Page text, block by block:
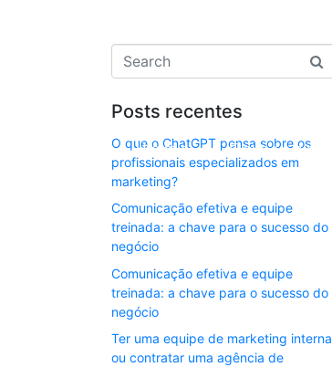
Home Empresa
Posts recentes
O que o ChatGPT pensa sobre os
profissionais especializados em
marketing?
Comunicação efetiva e equipe
treinada: a chave para o sucesso do
negócio
Comunicação efetiva e equipe
treinada: a chave para o sucesso do
negócio
Ter uma equipe de marketing interna
ou contratar uma agência de